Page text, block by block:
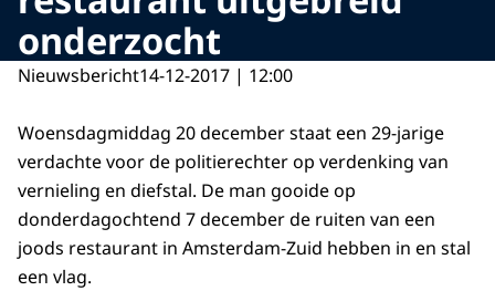
onderzocht
Nieuwsbericht14-12-2017 | 12:00
Woensdagmiddag 20 december staat een 29-jarige
verdachte voor de politierechter op verdenking van
vernieling en diefstal. De man gooide op
donderdagochtend 7 december de ruiten van een
joods restaurant in Amsterdam-Zuid hebben in en stal
een vlag.